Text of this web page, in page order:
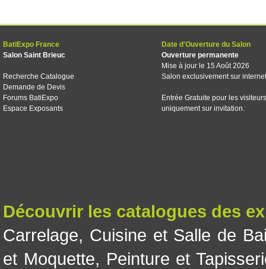
BatiExpo France
Salon Saint Brieuc
Recherche Catalogue
Demande de Devis
Forums BatiExpo
Espace Exposants
Date d'Ouverture du Salon
Ouverture permanente
Mise à jour le 15 Août 2026
Salon exclusivement sur internet
Entrée Gratuite pour les visiteurs
uniquement sur invitation.
Découvrir les catalogues des
Carrelage, Cuisine et Salle de
et Moquette, Peinture et